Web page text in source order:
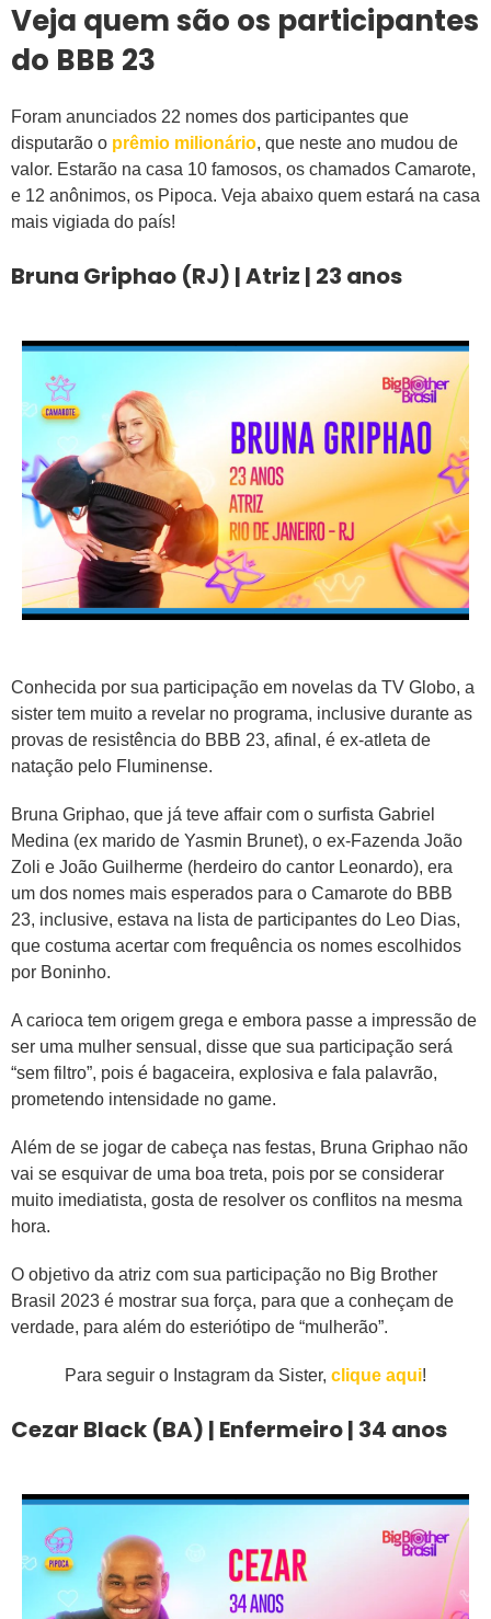
Veja quem são os participantes
do BBB 23
Foram anunciados 22 nomes dos participantes que
disputarão o prêmio milionário, que neste ano mudou de
valor. Estarão na casa 10 famosos, os chamados Camarote,
e 12 anônimos, os Pipoca. Veja abaixo quem estará na casa
mais vigiada do país!
Bruna Griphao (RJ) | Atriz | 23 anos
Conhecida por sua participação em novelas da TV Globo, a
sister tem muito a revelar no programa, inclusive durante as
provas de resistência do BBB 23, afinal, é ex-atleta de
natação pelo Fluminense.
Bruna Griphao, que já teve affair com o surfista Gabriel
Medina (ex marido de Yasmin Brunet), o ex-Fazenda João
Zoli e João Guilherme (herdeiro do cantor Leonardo), era
um dos nomes mais esperados para o Camarote do BBB
23, inclusive, estava na lista de participantes do Leo Dias,
que costuma acertar com frequência os nomes escolhidos
por Boninho.
A carioca tem origem grega e embora passe a impressão de
ser uma mulher sensual, disse que sua participação será
“sem filtro”, pois é bagaceira, explosiva e fala palavrão,
prometendo intensidade no game.
Além de se jogar de cabeça nas festas, Bruna Griphao não
vai se esquivar de uma boa treta, pois por se considerar
muito imediatista, gosta de resolver os conflitos na mesma
hora.
O objetivo da atriz com sua participação no Big Brother
Brasil 2023 é mostrar sua força, para que a conheçam de
verdade, para além do esteriótipo de “mulherão”.
Para seguir o Instagram da Sister, clique aqui!
Cezar Black (BA) | Enfermeiro | 34 anos